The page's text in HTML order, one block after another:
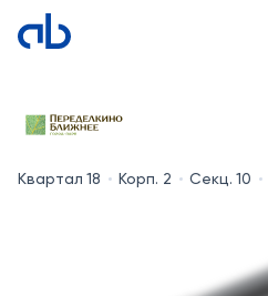
Квартал 18 Корп. 2 Секц. 10